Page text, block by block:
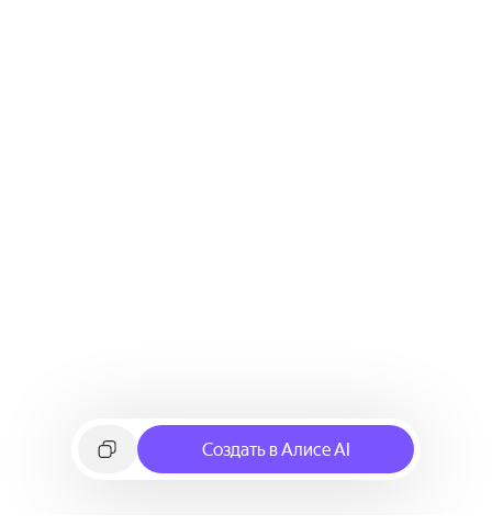
Создать в Алисе AI